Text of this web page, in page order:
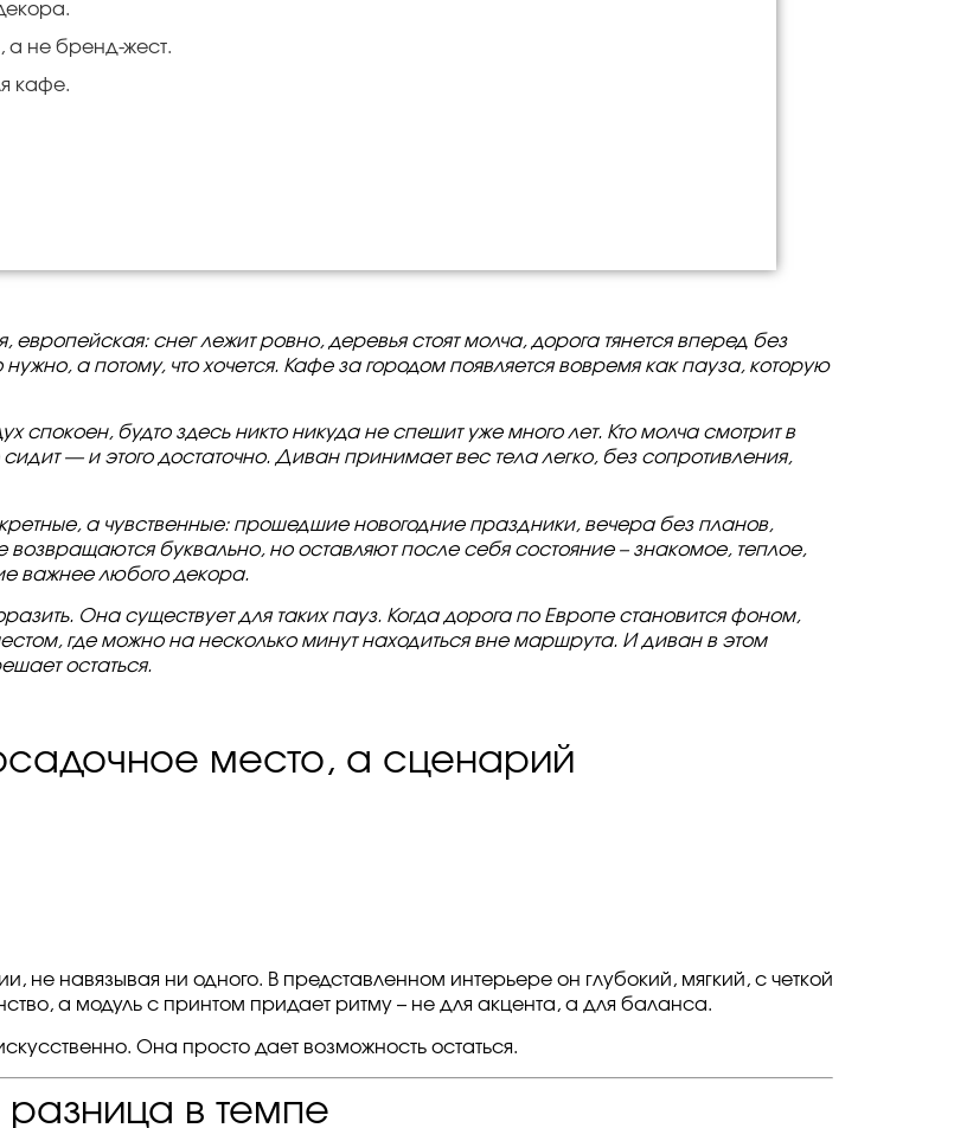
а не бренд-жест.
кафе.
снег лежит ровно, деревья стоят молча, дорога тянется вперед без
а потому, что хочется. Кафе за городом появляется вовремя как пауза, которую
спокоен, будто здесь никто никуда не спешит уже много лет. Кто молча смотрит в
— и этого достаточно. Диван принимает вес тела легко, без сопротивления,
а чувственные: прошедшие новогодние праздники, вечера без планов,
буквально, но оставляют после себя состояние – знакомое, теплое,
важнее любого декора.
Она существует для таких пауз. Когда дорога по Европе становится фоном,
где можно на несколько минут находиться вне маршрута. И диван в этом
остаться.
место, а сценарий
не навязывая ни одного. В представленном интерьере он глубокий, мягкий, с четкой
а модуль с принтом придает ритму – не для акцента, а для баланса.
Она просто дает возможность остаться.
в темпе